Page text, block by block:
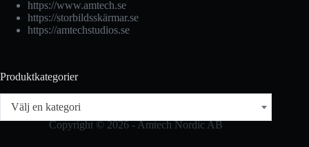
https://www.amtech.se
https://storbildsskärmar.se
https://amtechstudios.se
Produktkategorier
Välj en kategori
Copyright © 2026 - Amtech Nordic AB